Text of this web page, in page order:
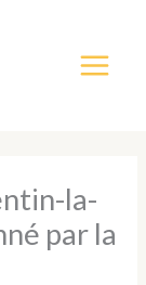
la-
par la